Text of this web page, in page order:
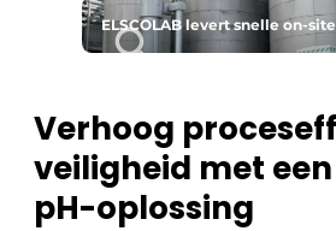
Home
Meest gelezen
Podcasts
Privacy / Cookie statement
Vacature aanmelden
ELSCOLAB levert snelle on-
Verhoog
veiligheid met
pH-oplossing